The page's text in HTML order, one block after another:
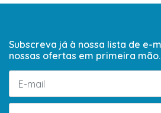
Subscreva já à nossa lista de e-
nossas ofertas em primeira mão.